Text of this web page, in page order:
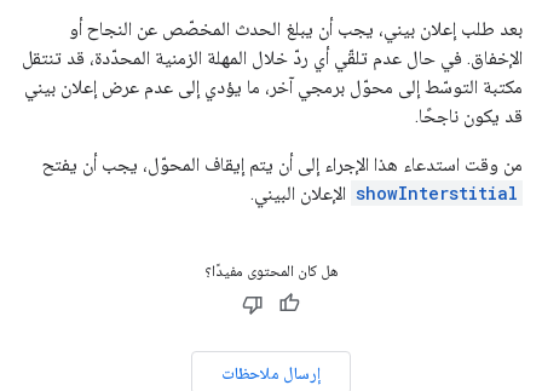
بعد طلب إعلان بيني، يجب أن يبلغ الحدث المخصّص عن النجاح أو
الإخفاق. في حال عدم تلقّي أي ردّ خلال المهلة الزمنية المحدّدة، قد تنتقل
مكتبة التوسّط إلى محوّل برمجي آخر، ما يؤدي إلى عدم عرض إعلان بيني
قد يكون ناجحًا.
من وقت استدعاء هذا الإجراء إلى أن يتم إيقاف المحوّل، يجب أن يفتح
showInterstitial الإعلان البيني.
هل كان المحتوى مفيدًا؟
إرسال ملاحظات